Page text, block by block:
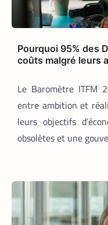
Pourquoi 95% des
coûts malgré leurs
Le Baromètre ITFM
entre ambition et
leurs objectifs
obsolètes et une
TECH MONDE